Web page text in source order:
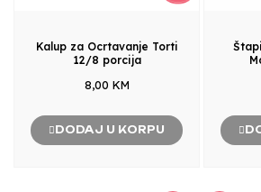
Kalup za Ocrtavanje Torti
12/8 porcija
8,00 KM
DODAJ U KORPU